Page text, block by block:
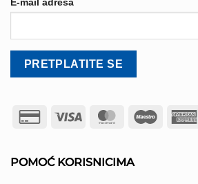
POMOĆ KORISNICIMA
E-mail adresa
Credit
Visa MasterCard
Maestro